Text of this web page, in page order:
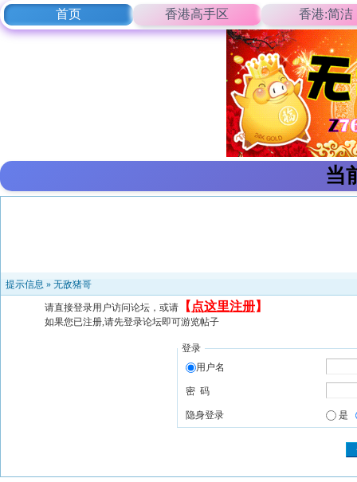
首页 香港高手区 香港:简洁
当
提示信息 » 无敌猪哥
请直接登录用户访问论坛，或请 【 点这里注册】
如果您已注册,请先登录论坛即可游览帖子
登录
用户名
密 码
隐身登录 是